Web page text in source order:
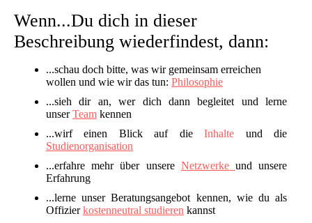
Wenn...Du dich in dieser
Beschreibung wiederfindest, dann:
...schau doch bitte, was wir gemeinsam erreichen
wollen und wie wir das tun: Philosophie
...sieh dir an, wer dich dann begleitet und lerne
unserTeam kennen
...wirf einen Blick auf dieInhalte und die
Studienorganisation
...erfahre mehr über unsere Netzwerke und unsere
Erfahrung
...lerne unser Beratungsangebot kennen, wie du als
Offizierkostenneutral studieren kannst